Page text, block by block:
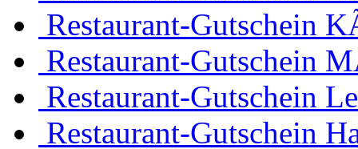
Restaurant-Gutschein
Restaurant-Gutschein
Restaurant-Gutschein
Restaurant-Gutschein